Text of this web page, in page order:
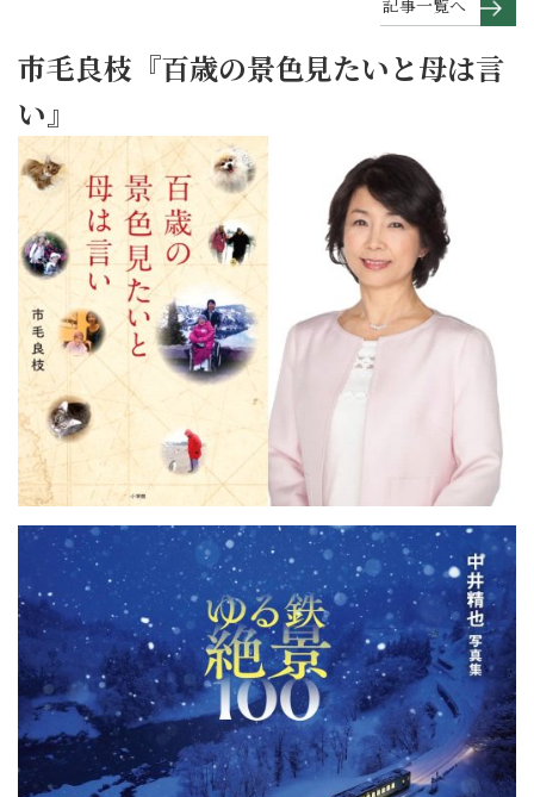
記事一覧へ
市毛良枝『百歳の景色見たいと母は言
い』